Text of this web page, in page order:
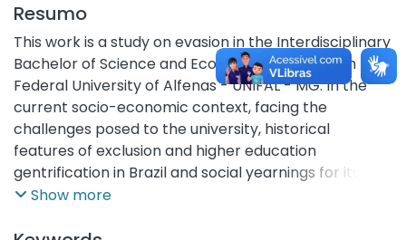
este nível de ensino no Brasil. As políticas de
expansão da educação superior implementadas, a
partir do REUNI, e que levaram à criação dos
bacharelados interdisciplinares, têm enfrentado o
problema da evasão. O abandono do curso pelo
estudante representa desperdícios de recursos
públicos e enormes perdas educacionais e sociais
que ameaçam a efetividade das políticas de
expansão e democratização do ensino superior e se
apresenta como um problema para a administração
pública. A partir das contribuições de diversos
Resumo
This work is a study on evasion in the Interdisciplinary
Bachelor of Science and Economics (BICE) from the
Federal University of Alfenas - UNIFAL - MG. In the
current socio-economic context, facing the
challenges posed to the university, historical
features of exclusion and higher education
gentrification in Brazil and social yearnings for its
democratization, the research addresses the
Show more